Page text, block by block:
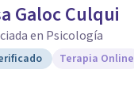
Galoc Culqui
en Psicología
Terapia Online